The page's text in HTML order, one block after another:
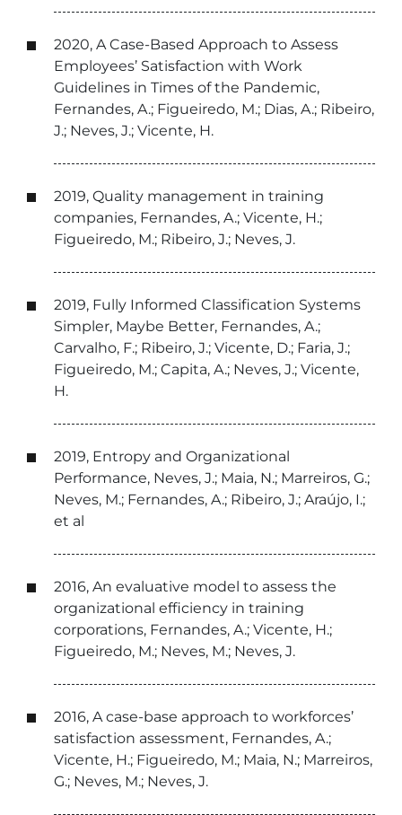
2020, A Case-Based Approach to Assess
Employees’ Satisfaction with Work
Guidelines in Times of the Pandemic,
Fernandes, A.; Figueiredo, M.; Dias, A.; Ribeiro,
J.; Neves, J.; Vicente, H.
2019, Quality management in training
companies, Fernandes, A.; Vicente, H.;
Figueiredo, M.; Ribeiro, J.; Neves, J.
2019, Fully Informed Classification Systems
Simpler, Maybe Better, Fernandes, A.;
Carvalho, F.; Ribeiro, J.; Vicente, D.; Faria, J.;
Figueiredo, M.; Capita, A.; Neves, J.; Vicente,
H.
2019, Entropy and Organizational
Performance, Neves, J.; Maia, N.; Marreiros, G.;
Neves, M.; Fernandes, A.; Ribeiro, J.; Araújo, I.;
et al
2016, An evaluative model to assess the
organizational efficiency in training
corporations, Fernandes, A.; Vicente, H.;
Figueiredo, M.; Neves, M.; Neves, J.
2016, A case-base approach to workforces’
satisfaction assessment, Fernandes, A.;
Vicente, H.; Figueiredo, M.; Maia, N.; Marreiros,
G.; Neves, M.; Neves, J.